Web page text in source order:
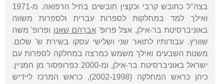
בצה"ל כחובש קרבי וכקצין חובשים בחיל הרפואה. מ-1971
ואילך למד במחלקות לספרות עברית ולספרות משווה
באוניברסיטת בר-אילן, אצל פרופ'אברהם שאנן ופרופ' משה
שוורץ. עבודותיו לתואר שני ושלישי עסקו בשירת ש' שלום.
משנות השבעים ואילך משמש כמרצה במחלקה לספרות עם
ישראל באוניברסיטת בר-אילן, ומ-2000 כפרופסור מן המניין.
כיהן כראש המחלקה (2002-1998), כראש המרכז ליידיש